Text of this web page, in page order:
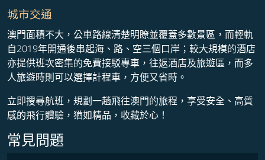
城市交通
澳門面積不大，公車路線清楚明瞭並覆蓋多數景區，而輕軌
自2019年開通後串起海、路、空三個口岸；較大規模的酒店
亦提供班次密集的免費接駁專車，往返酒店及旅遊區，而多
人旅遊時則可以選擇計程車，方便又省時。
立即搜尋航班，規劃一趟飛往澳門的旅程，享受安全、高質
感的飛行體驗，猶如精品，收藏於心！
常見問題